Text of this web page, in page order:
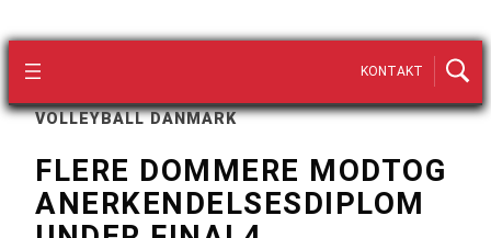
KONTAKT
VOLLEYBALL DANMARK
FLERE DOMMERE MODTOG
ANERKENDELSESDIPLOM